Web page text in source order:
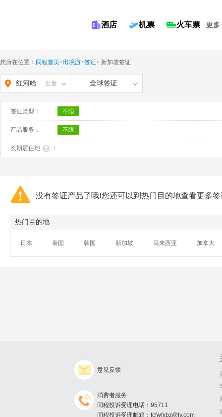
酒店 机票 火车票 更多
您所在位置： 同程首页>出境游>签证> 新加坡签证
红河哈
州
出发 全球签证
签证类型： 不限
产品服务： 不限
长期居住地 ：
没有签证产品了哦!您还可以到热门目的地查看更多
热门目的地
日本 泰国 韩国 新加坡 马来西亚 加拿大
意见反馈
消费者服务
同程投诉受理电话：95711
同程投诉受理邮箱：tcfwfxbz@ly.com